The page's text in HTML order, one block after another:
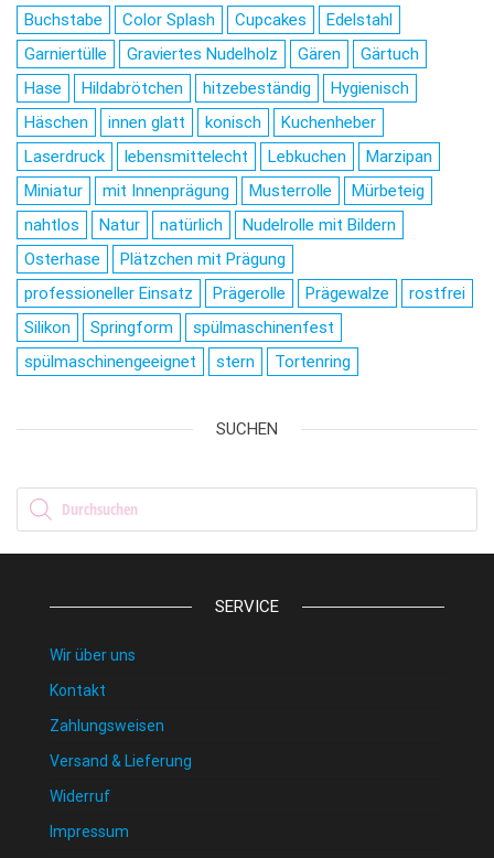
Buchstabe
Color Splash Cupcakes
Edelstahl
Garniertülle
Graviertes Nudelholz Gären
Gärtuch
Hase
Hildabrötchen hitzebeständig
Hygienisch
Häschen
innen glatt konisch
Kuchenheber
Laserdruck
lebensmittelecht Lebkuchen
Marzipan
Miniatur
mit Innenprägung Musterrolle
Mürbeteig
nahtlos
Natur natürlich
Nudelrolle mit Bildern
Osterhase
Plätzchen mit Prägung
professioneller Einsatz
Prägerolle Prägewalze
rostfrei
Silikon
Springform
spülmaschinenfest
spülmaschinengeeignet
stern Tortenring
SUCHEN
Products search
SERVICE
Wir über uns
Kontakt
Zahlungsweisen
Versand & Lieferung
Widerruf
Impressum